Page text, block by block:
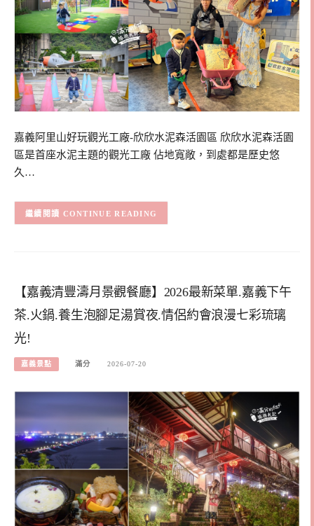
嘉義阿里山好玩觀光工廠-欣欣水泥森活園區 欣欣水泥森活園
區是首座水泥主題的觀光工廠 佔地寬敞，到處都是歷史悠
久…
CONTINUE READING
【嘉義清豐濤月景觀餐廳】2026最新菜單.嘉義下午
茶.火鍋.養生泡腳足湯賞夜.情侶約會浪漫七彩琉璃
光!
嘉義景點 滿分 2026-07-20